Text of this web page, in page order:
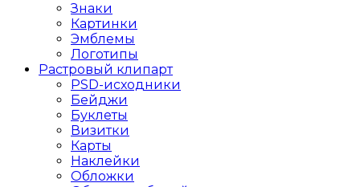
Знаки
Картинки
Эмблемы
Логотипы
Растровый клипарт
PSD-исходники
Бейджи
Буклеты
Визитки
Карты
Наклейки
Обложки